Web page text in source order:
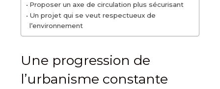
Proposer un axe de circulation plus sécurisant
Un projet qui se veut respectueux de
l’environnement
Une progression de
l’urbanisme constante